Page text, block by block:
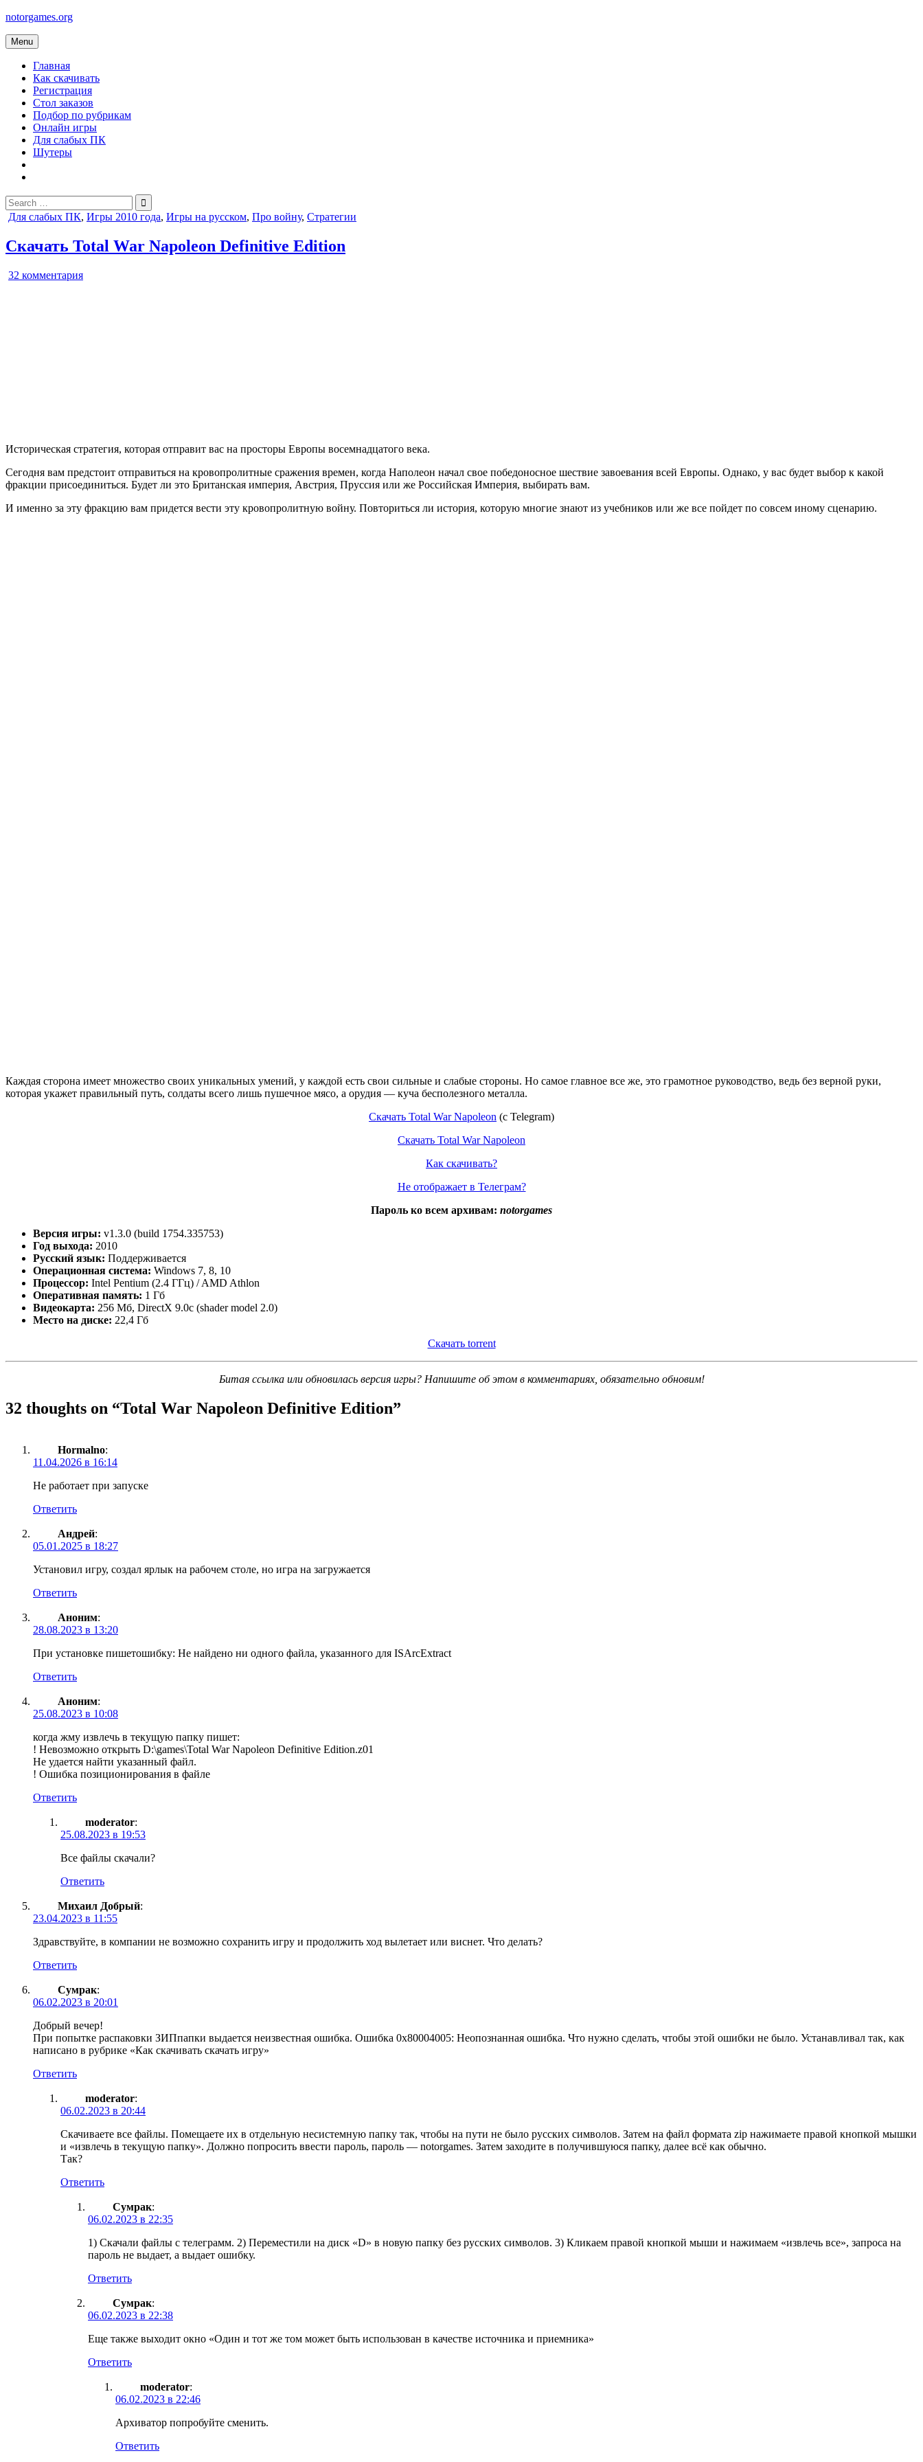
Skip
content
notorgames.org
Menu
Главная
Как скачивать
Регистрация
Стол заказов
Подбор по рубрикам
Онлайн игры
Для слабых ПК
Шутеры
Search
for:
Posted
Для слабых ПК, Игры 2010 года, Игры на русском, Про войну, Стратегии
Скачать Total War Napoleon Definitive Edition
32 комментарияк
Историческая стратегия, которая отправит вас на просторы Европы восемнадцатого века.
Сегодня вам предстоит отправиться на кровопролитные сражения времен, когда Наполеон начал свое победоносное шествие завоевания всей Европы. Однако, у вас будет выбор к какой
фракции присоединиться. Будет ли это Британская империя, Австрия, Пруссия или же Российская Империя, выбирать вам.
И именно за эту фракцию вам придется вести эту кровопролитную войну. Повториться ли история, которую многие знают из учебников или же все пойдет по совсем иному сценарию.
Каждая сторона имеет множество своих уникальных умений, у каждой есть свои сильные и слабые стороны. Но самое главное все же, это грамотное руководство, ведь без верной руки,
которая укажет правильный путь, солдаты всего лишь пушечное мясо, а орудия — куча бесполезного металла.
Скачать Total War Napoleon (c Telegram)
Скачать Total War Napoleon
Как скачивать?
Не отображает в Телеграм?
Пароль ко всем архивам: notorgames
Версия игры: v1.3.0 (build 1754.335753)
Год выхода: 2010
Русский язык: Поддерживается
Операционная система: Windows 7, 8, 10
Процессор: Intel Pentium (2.4 ГГц) / AMD Athlon
Оперативная память: 1 Гб
Видеокарта: 256 Мб, DirectX 9.0c (shader model 2.0)
Место на диске: 22,4 Гб
Скачать torrent
Битая ссылка или обновилась версия игры? Напишите об этом в комментариях, обязательно обновим!
32 thoughts on “Total War Napoleon Definitive Edition”
Hormalno:
11.04.2026 в 16:14
Не работает при запуске
Ответить
Андрей:
05.01.2025 в 18:27
Установил игру, создал ярлык на рабочем столе, но игра на загружается
Ответить
Аноним:
28.08.2023 в 13:20
При установке пишетошибку: Не найдено ни одного файла, указанного для ISArcExtract
Ответить
Аноним:
25.08.2023 в 10:08
когда жму извлечь в текущую папку пишет:
! Невозможно открыть D:\games\Total War Napoleon Definitive Edition.z01
Не удается найти указанный файл.
! Ошибка позиционирования в файле
Ответить
moderator:
25.08.2023 в 19:53
Все файлы скачали?
Ответить
Михаил Добрый:
23.04.2023 в 11:55
Здравствуйте, в компании не возможно сохранить игру и продолжить ход вылетает или виснет. Что делать?
Ответить
Сумрак:
06.02.2023 в 20:01
Добрый вечер!
При попытке распаковки ЗИПпапки выдается неизвестная ошибка. Ошибка 0х80004005: Неопознанная ошибка. Что нужно сделать, чтобы этой ошибки не было. Устанавливал так, как
написано в рубрике «Как скачивать скачать игру»
Ответить
moderator:
06.02.2023 в 20:44
Скачиваете все файлы. Помещаете их в отдельную несистемную папку так, чтобы на пути не было русских символов. Затем на файл формата zip нажимаете правой кнопкой мышки
и «извлечь в текущую папку». Должно попросить ввести пароль, пароль — notorgames. Затем заходите в получившуюся папку, далее всё как обычно.
Так?
Ответить
Сумрак:
06.02.2023 в 22:35
1) Скачали файлы с телеграмм. 2) Переместили на диск «D» в новую папку без русских символов. 3) Кликаем правой кнопкой мыши и нажимаем «извлечь все», запроса на
пароль не выдает, а выдает ошибку.
Ответить
Сумрак:
06.02.2023 в 22:38
Еще также выходит окно «Один и тот же том может быть использован в качестве источника и приемника»
Ответить
moderator:
06.02.2023 в 22:46
Архиватор попробуйте сменить.
Ответить